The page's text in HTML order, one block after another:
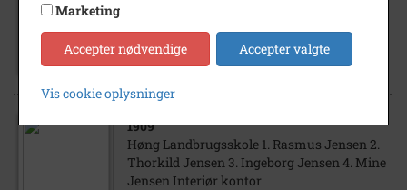
Jensen 3. Thorkild Jensen 4. Ingeborg
Jensen Høng Landbrugsskole
1909
Høng Landbrugsskole 1. Rasmus Jensen 2.
Thorkild Jensen 3. Ingeborg Jensen 4. Mine
Jensen Interiør kontor
Marketing
Accepter nødvendige Accepter valgte
Vis cookie oplysninger